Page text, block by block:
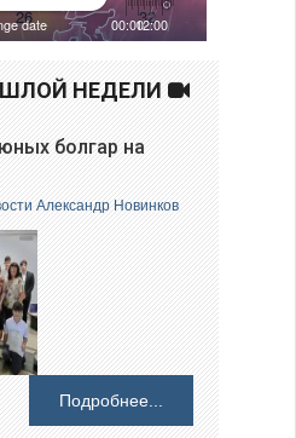
НЕДЕЛИ
болгар на
Александр Новинков
Подробнее...